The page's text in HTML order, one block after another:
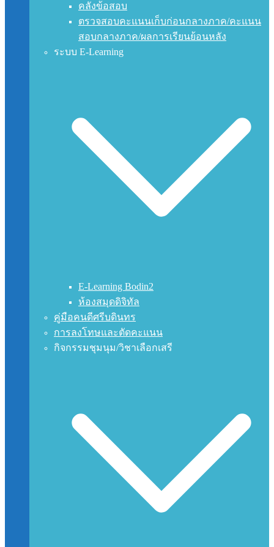
คลังข้อสอบ
ตรวจสอบคะแนนเก็บก่อนกลางภาค/คะแนน
สอบกลางภาค/ผลการเรียนย้อนหลัง
ระบบ E-Learning
E-Learning Bodin2
ห้องสมุดดิจิทัล
คู่มือคนดีศรีบดินทร
การลงโทษและตัดคะแนน
กิจกรรมชุมนุม/วิชาเลือกเสรี